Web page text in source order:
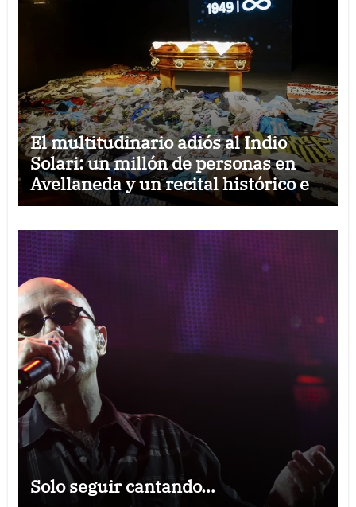
El multitudinario adiós al Indio
Solari: un millón de personas en
Avellaneda y un recital histórico en
Comodoro Rivadavia
Solo seguir cantando…